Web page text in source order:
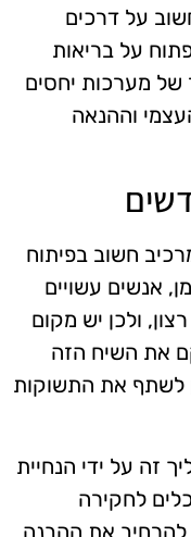
על דרכים
על בריאות
של מערכות יחסים
וההנאה
חשוב בפיתוח
אנשים עשויים
ולכן יש מקום
את השיח הזה
לשתף את התשוקות
זה על ידי הנחיית
לחקירה
להרחיב את ההבנה